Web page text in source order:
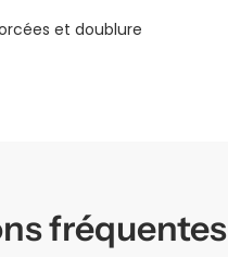
et doublure
fréquentes